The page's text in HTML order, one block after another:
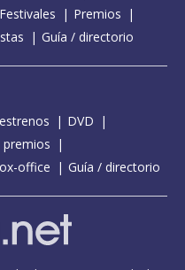
Festivales
Premios
Guía / directorio
DVD
premios
office Guía / directorio